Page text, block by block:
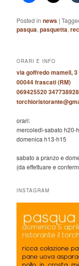
Posted in news |
pasqua,pasquetta,
ORARI E INFO
via goffredo mameli, 3
00044 frascati (RM)
069425520
orari:
mercoledì-sabato h20-
domenica h13-h15
sabato a pranzo e
(da effettuare e
INSTAGRAM